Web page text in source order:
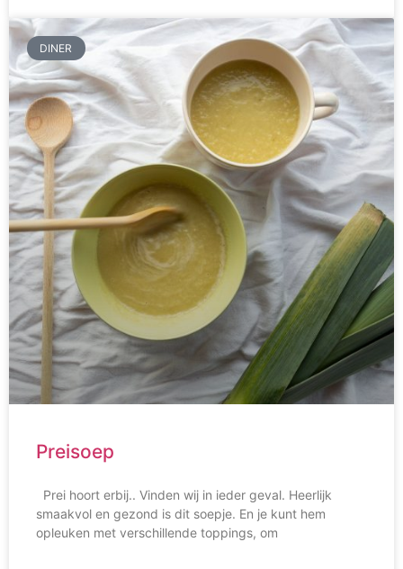
DINER
Preisoep
Prei hoort erbij.. Vinden wij in ieder geval. Heerlijk
smaakvol en gezond is dit soepje. En je kunt hem
opleuken met verschillende toppings, om